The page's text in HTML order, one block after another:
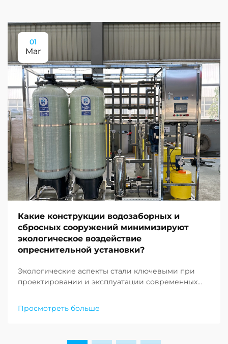
01
Mar
Какие конструкции водозаборных и
сбросных сооружений минимизируют
экологическое воздействие
опреснительной установки?
Экологические аспекты стали ключевыми при
проектировании и эксплуатации современных
мере того как нехватка пресной воды продолжает
ставить под угрозу сообщества по всему земному
Просмотреть больше